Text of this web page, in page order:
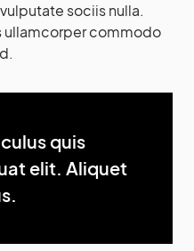
sociis nulla.
ullamcorper commodo
quis
elit. Aliquet